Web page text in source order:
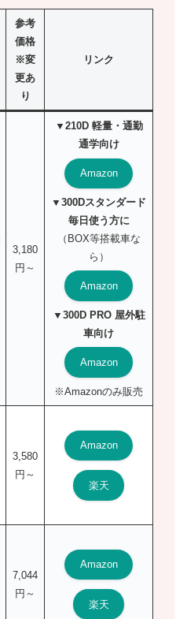
参考
価格
※変
更あ
り
リンク
3,180
円～
▼210D 軽量・通勤
通学向け
Amazon
▼300Dスタンダード
毎日使う方に
（BOX等搭載車な
ら）
Amazon
▼300D PRO 屋外駐
車向け
Amazon
※Amazonのみ販売
3,580
円～
Amazon
楽天
7,044
円～
Amazon
楽天